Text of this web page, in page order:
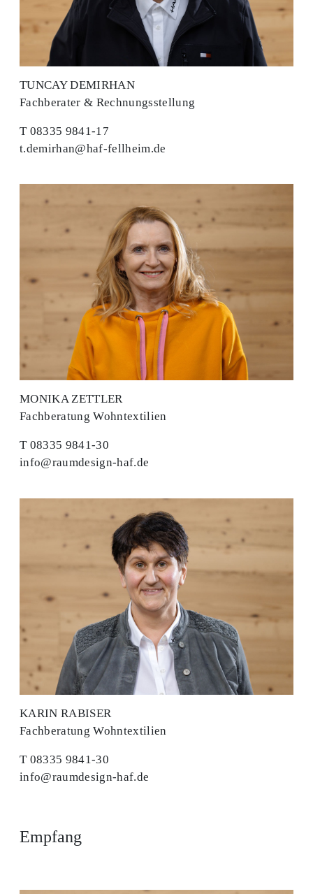
TUNCAY DEMIRHAN
Fachberater & Rechnungsstellung
T 08335 9841-17
t.demirhan@haf-fellheim.de
MONIKA ZETTLER
Fachberatung Wohntextilien
T 08335 9841-30
info@raumdesign-haf.de
KARIN RABISER
Fachberatung Wohntextilien
T 08335 9841-30
info@raumdesign-haf.de
Empfang